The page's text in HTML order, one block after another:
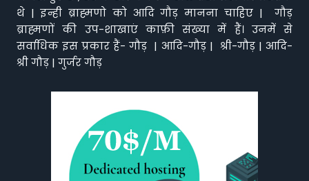
थे | इन्ही ब्राह्मणो को आदि गौड़ मानना चाहिए | गौड़
ब्राह्मणों की उप-शाखाएं काफ़ी संख्या में हैं। उनमें से
सर्वाधिक इस प्रकार हैं- गौड़ | आदि-गौड़ | श्री-गौड़ | आदि-
श्री गौड़ | गुर्जर गौड़